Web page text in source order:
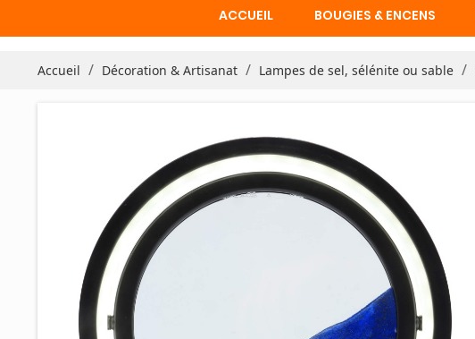
ACCUEIL BOUGIES & ENCENS
Accueil Décoration & Artisanat Lampes de sel, sélénite ou sable